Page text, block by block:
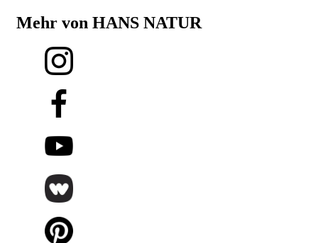
Mehr von HANS NATUR